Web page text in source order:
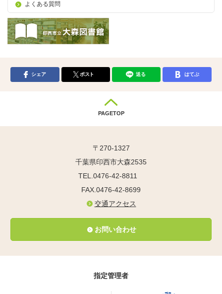
よくある質問
シェア ポスト 送る はてぶ
PAGETOP
〒270-1327
千葉県印西市大森2535
TEL.0476-42-8811
FAX.0476-42-8699
交通アクセス
お問い合わせ
指定管理者